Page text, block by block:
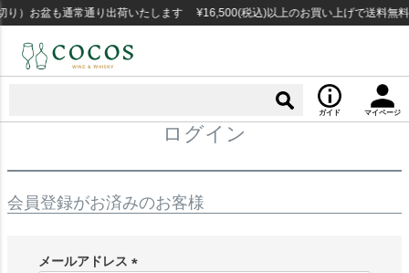
）お盆も通常通り出荷いたします ¥16,500(税込)以上のお買い上げで送料無
ガイド マイページ
ログイン
会員登録がお済みのお客様
メールアドレス